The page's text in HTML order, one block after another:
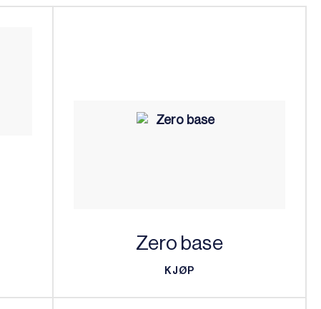
Zero base
KJØP